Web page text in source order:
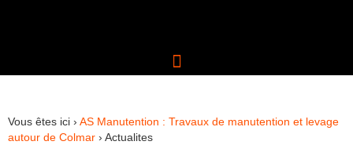
Vous êtes ici › AS Manutention : Travaux de manutention et levage
autour de Colmar › Actualites